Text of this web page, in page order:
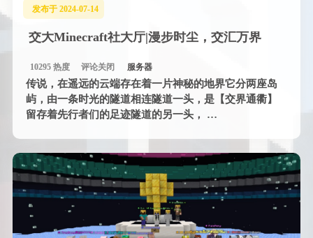
发布于 2024-07-14
交大Minecraft社大厅|漫步时尘，交汇万界
10295 热度 评论关闭 服务器
传说，在遥远的云端存在着一片神秘的地界它分两座岛
屿，由一条时光的隧道相连隧道一头，是【交界通衢】
留存着先行者们的足迹隧道的另一头， …